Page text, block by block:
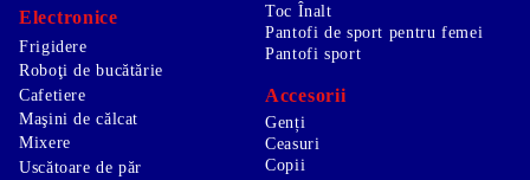
Electronice
Frigidere
Roboţi de bucătărie
Cafetiere
Maşini de călcat
Mixere
Uscătoare de păr
Toc Înalt
Pantofi de sport pentru femei
Pantofi sport
Accesorii
Genți
Ceasuri
Copii